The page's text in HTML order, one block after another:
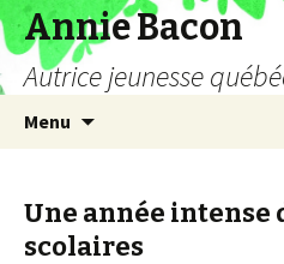
Annie Bacon
Autrice jeunesse
Menu
Une année intense
scolaires